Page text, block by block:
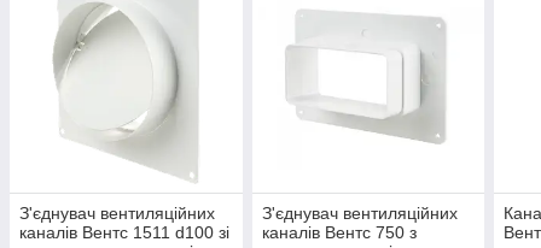
З'єднувач вентиляційних
каналів Вентс 1511 d100 зі
З'єднувач вентиляційних
каналів Вентс 750 з